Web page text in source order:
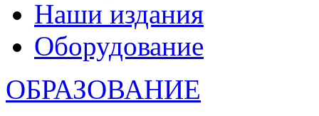
Наши издания
Оборудование
ОБРАЗОВАНИЕ